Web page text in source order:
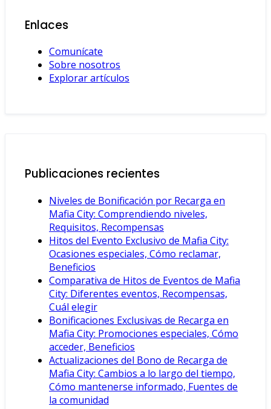
Enlaces
Comunícate
Sobre nosotros
Explorar artículos
Publicaciones recientes
Niveles de Bonificación por Recarga en
Mafia City: Comprendiendo niveles,
Requisitos, Recompensas
Hitos del Evento Exclusivo de Mafia City:
Ocasiones especiales, Cómo reclamar,
Beneficios
Comparativa de Hitos de Eventos de Mafia
City: Diferentes eventos, Recompensas,
Cuál elegir
Bonificaciones Exclusivas de Recarga en
Mafia City: Promociones especiales, Cómo
acceder, Beneficios
Actualizaciones del Bono de Recarga de
Mafia City: Cambios a lo largo del tiempo,
Cómo mantenerse informado, Fuentes de
la comunidad